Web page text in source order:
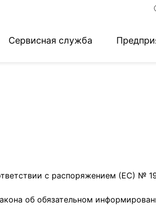
Сервисная служба
с распоряжением (ЕС) №
об обязательном